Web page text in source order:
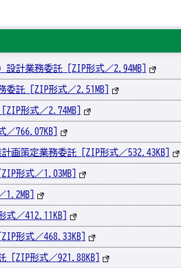
計業務委託 [ZIP形式／2.94MB]
託 [ZIP形式／2.51MB]
形式／2.74MB]
766.07KB]
画策定業務委託 [ZIP形式／532.43KB]
形式／1.03MB]
／412.11KB]
形式／468.33KB]
[ZIP形式／921.88KB]